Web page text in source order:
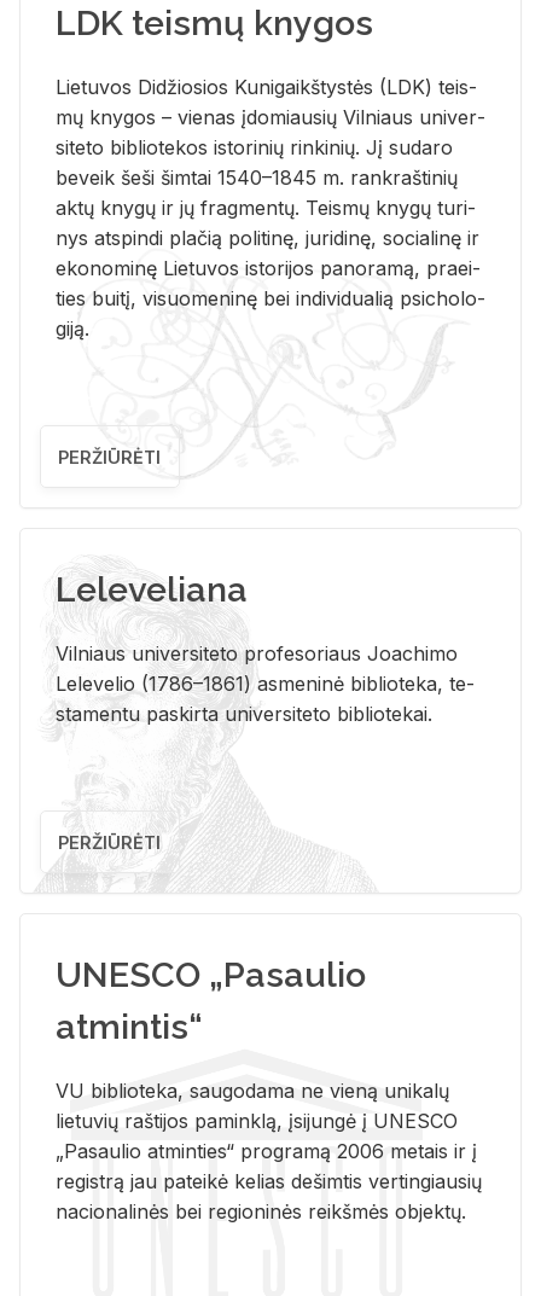
LDK teismų knygos
Lie­tu­vos Di­džio­sios Ku­ni­gaikš­tys­tės (LDK) teis­
mų kny­gos – vie­nas įdo­miau­sių Vil­niaus uni­ver­
si­te­to bi­b­lio­te­kos is­to­ri­nių rin­ki­nių. Jį su­da­ro
be­veik šeši šim­tai 1540–1845 m. rank­raš­ti­nių
aktų kny­gų ir jų frag­men­tų. Teis­mų kny­gų tu­ri­
nys at­spin­di pla­čią po­li­ti­nę, ju­ri­di­nę, so­cia­li­nę ir
eko­no­mi­nę Lie­tu­vos is­to­ri­jos pa­no­ra­mą, pra­ei­
ties bui­tį, vi­suo­me­ni­nę bei in­di­vi­dua­lią psi­cho­lo­
gi­ją.
PERŽIŪRĖTI
Leleveliana
Vil­niaus uni­ver­si­te­to pro­fe­so­riaus Jo­a­chi­mo
Le­le­ve­lio (1786–1861) as­me­ni­nė bi­b­lio­te­ka, te­
sta­men­tu pa­skir­ta uni­ver­si­te­to bi­b­lio­te­kai.
PERŽIŪRĖTI
UNESCO „Pasaulio
atmintis“
VU biblioteka, saugodama ne vieną unikalų
lietuvių raštijos paminklą, įsijungė į UNESCO
„Pasaulio atminties“ programą 2006 metais ir į
registrą jau pateikė kelias dešimtis vertingiausių
nacionalinės bei regioninės reikšmės objektų.